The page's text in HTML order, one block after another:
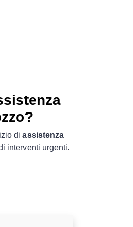
di assistenza
interventi urgenti.